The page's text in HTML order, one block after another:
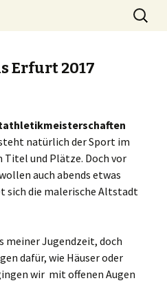
Suchen
nach:
Erfurt 2017
natürlich der Sport im
Titel und Plätze. Doch vor
auch abends etwas
sich die malerische Altstadt
meiner Jugendzeit, doch
dafür, wie Häuser oder
wir mit offenen Augen